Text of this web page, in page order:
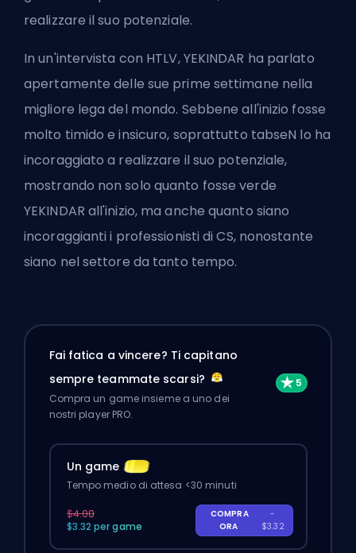
realizzare il suo potenziale.
In un'intervista con HTLV, YEKINDAR ha parlato
apertamente delle sue prime settimane nella
migliore lega del mondo. Sebbene all'inizio fosse
molto timido e insicuro, soprattutto tabseN lo ha
incoraggiato a realizzare il suo potenziale,
mostrando non solo quanto fosse verde
YEKINDAR all'inizio, ma anche quanto siano
incoraggianti i professionisti di CS, nonostante
siano nel settore da tanto tempo.
Fai fatica a vincere? Ti capitano
sempre teammate scarsi?
Compra un game insieme a uno dei
nostri player PRO.
Un game
Tempo medio di attesa <30 minuti
$4.00
$3.32 per game
COMPRA
ORA
-
$3.32